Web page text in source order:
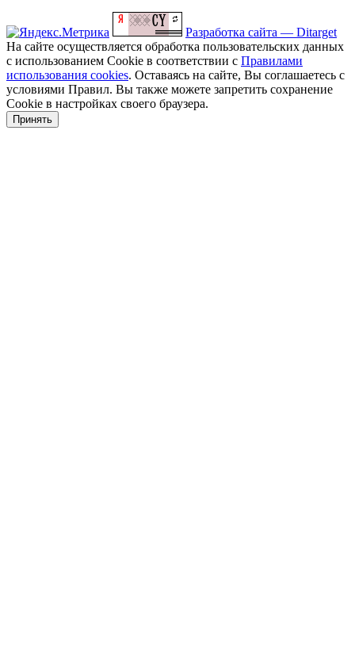
Разработка сайта — Ditarget
На сайте осуществляется обработка пользовательских данных
с использованием Cookie в соответствии с Правилами
использования cookies. Оставаясь на сайте, Вы соглашаетесь с
условиями Правил. Вы также можете запретить сохранение
Cookie в настройках своего браузера.
Принять